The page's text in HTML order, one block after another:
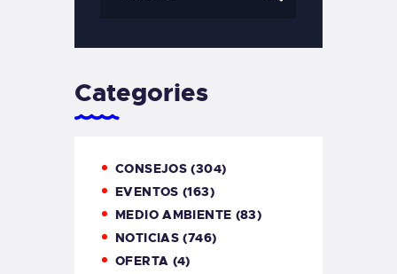
Categories
CONSEJOS (304)
EVENTOS (163)
MEDIO AMBIENTE (83)
NOTICIAS (746)
OFERTA (4)